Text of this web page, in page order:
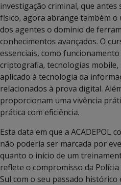
investigação criminal, que antes
físico, agora abrange também
dos agentes o domínio de
conhecimentos avançados. O
essenciais, como
criptografia, tecnologias mobile,
aplicado à tecnologia da
relacionados à prova digital.
proporcionam uma vivência
prática com eficiência.
Esta data em que a ACADEPOL
não poderia ser marcada por
quanto o início de um
reflete o compromisso da
Sul com o seu passado